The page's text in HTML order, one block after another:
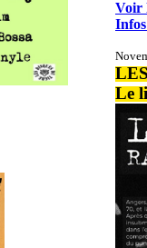
Voir
Le